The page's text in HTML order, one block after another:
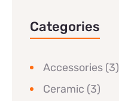
Categories
Accessories (3)
Ceramic (3)